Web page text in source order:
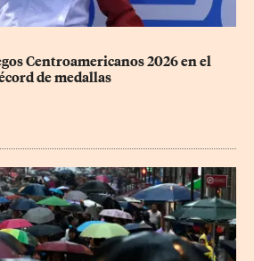
Centroamericanos 2026 en el
de medallas